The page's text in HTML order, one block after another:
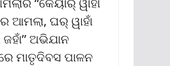
ଆମଲା, ଘର୍ ୱାହାଁ
ଜହାଁ” ଅଭିଯାନ
ମାତୃଦିବସ ପାଳନ